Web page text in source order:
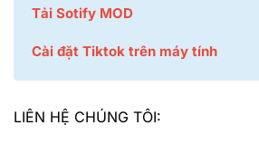
Tải Sotify MOD
Cài đặt Tiktok trên máy tính
LIÊN HỆ CHÚNG TÔI: